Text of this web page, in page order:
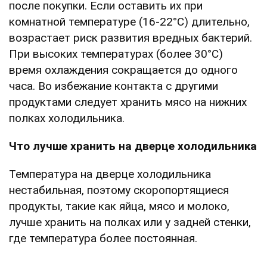
после покупки. Если оставить их при
комнатной температуре (16-22°C) длительно,
возрастает риск развития вредных бактерий.
При высоких температурах (более 30°C)
время охлаждения сокращается до одного
часа. Во избежание контакта с другими
продуктами следует хранить мясо на нижних
полках холодильника.
Что лучше хранить на дверце холодильника
Температура на дверце холодильника
нестабильная, поэтому скоропортящиеся
продукты, такие как яйца, мясо и молоко,
лучше хранить на полках или у задней стенки,
где температура более постоянная.